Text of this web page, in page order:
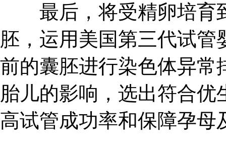
最后，将受精卵培育
胚，运用美国第三代试
前的囊胚进行染色体异常
胎儿的影响，选出符合
高试管成功率和保障孕母